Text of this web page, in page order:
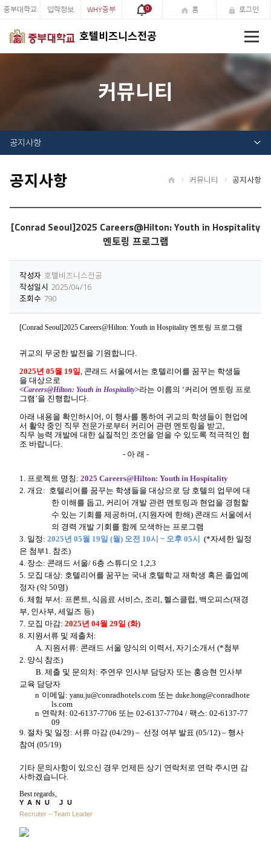
호텔비즈니스전공
뉴
중부대학교 입학정보 WHY중부 0 홈 로그인
커뮤니티
공지사항
공지사항 커뮤니티 공지사항
[Conrad Seoul]2025 Careers@Hilton: Youth in Hospitality
멘토링 프로그램
작성자 호텔비즈니스전공
작성일시 2025/04/16
조회수 790
[Conrad Seoul]2025 Careers@Hilton: Youth in Hospitality 멘토링 프로그램
귀교의 무궁한 발전을 기원합니다.
2025년 05월 19일, 콘래드 서울에서는 호텔리어를 꿈꾸는 학생들
을 대상으로
<Careers@Hilton: Youth in Hospitality>라는 이름의 ‘커리어 멘토링 프로
그램 ’을 진행합니다.
아래 내용을 확인하시어, 이 행사를 통하여 귀교의 학생들이 현업에
서 활약 중인 직무 전문가로부터 커리어 관련 멘토링을 받고,
직무 능력 개발에 대한 실질적인 조언을 얻을 수 있도록 적극적인 협
조 바랍니다.
- 아 래 -
1. 프로젝트 명칭 : 2025 Careers@Hilton: Youth in Hospitality
2. 개요: 호텔리어를 꿈꾸는 학생들을 대상으로 당 호텔의 업무에 대
한 이해를 돕고, 커리어 개발 관련 멘토링과 현업을 경험할
수 있는 기회를 제공하며, (지원자에 한해) 콘래드 서울에서
의 경력 개발 기회를 함께 모색하는 프로그램
3. 일정 : 2025년 05월 19일 (월 ) 오전 10시 ~ 오후 05시 (*자세한 일정
은 첨부1. 참조)
4. 장소: 콘래드 서울/ 6층 스튜디오 1,2,3
5. 모집 대상: 호텔리어를 꿈꾸는 국내 호텔학교 재학생 혹은 졸업예
정자 (약 50명)
6. 체험 부서 : 프론트, 식음료 서비스, 조리, 헬스클럽, 백오피스(재경
부, 인사부, 세일즈 등)
7. 모집 마감: 2025년 04월 29일 (화)
8. 지원서류 및 제출처 :
A. 지원서류: 콘래드 서울 양식의 이력서, 자기소개서 (*첨부
2. 양식 참조)
B. 제출 및 문의처 : 주연우 인사부 담당자 또는 홍승현 인사부
교육 담당자
n 이메일 :yanu.ju@conradhotels.com 또는duke.hong@conradhote
ls.com
n 연락처 : 02-6137-7706 또는 02-6137-7704 /팩스: 02-6137-77
09
9. 절차 및 일정 : 서류 마감 (04/29) – 선정 여부 발표 (05/12) – 행사
참여 (05/19)
기타 문의사항이 있으신 경우 언제든 상기 연락처로 연락 주시면 감
사하겠습니다.
Best regards,
YANU JU
Recruiter – Team Leader